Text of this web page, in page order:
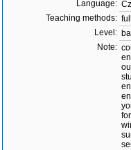
Language:
Teaching methods:
Level:
Note: